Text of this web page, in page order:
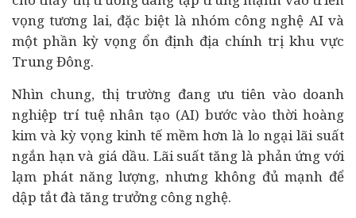
vọng tương lai, đặc biệt là nhóm công nghệ AI và
một phần kỳ vọng ổn định địa chính trị khu vực
Trung Đông.
Nhìn chung, thị trường đang ưu tiên vào doanh
nghiệp trí tuệ nhân tạo (AI) bước vào thời hoàng
kim và kỳ vọng kinh tế mềm hơn là lo ngại lãi suất
ngắn hạn và giá dầu. Lãi suất tăng là phản ứng với
lạm phát năng lượng, nhưng không đủ mạnh để
dập tắt đà tăng trưởng công nghệ.